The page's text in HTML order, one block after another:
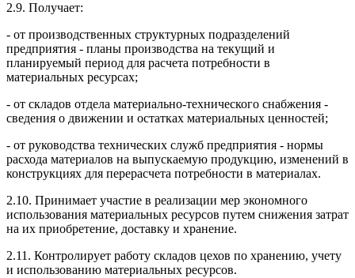
2.9. Получает:
- от производственных структурных подразделений
предприятия - планы производства на текущий и
планируемый период для расчета потребности в
материальных ресурсах;
- от складов отдела материально-технического снабжения -
сведения о движении и остатках материальных ценностей;
- от руководства технических служб предприятия - нормы
расхода материалов на выпускаемую продукцию, изменений в
конструкциях для перерасчета потребности в материалах.
2.10. Принимает участие в реализации мер экономного
использования материальных ресурсов путем снижения затрат
на их приобретение, доставку и хранение.
2.11. Контролирует работу складов цехов по хранению, учету
и использованию материальных ресурсов.